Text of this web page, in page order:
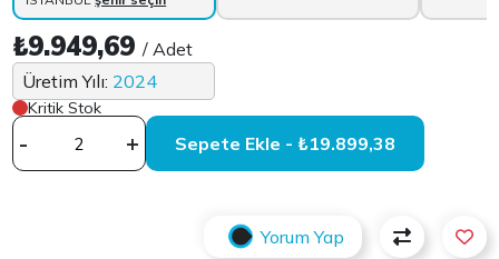
₺9.949,69/ Adet
Üretim Yılı: 2024
Kritik Stok
- + Sepete Ekle - ₺19.899,38
Yorum Yap